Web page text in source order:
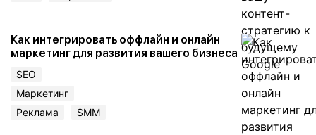
Как интегрировать оффлайн и онлайн
маркетинг для развития вашего бизнеса
SEO
Маркетинг
Реклама
SMM